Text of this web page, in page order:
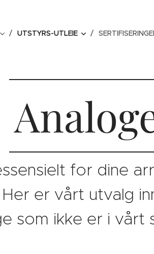
UTSTYRS-UTLEIE
for dine
er vårt utvalg
som ikke er i vårt